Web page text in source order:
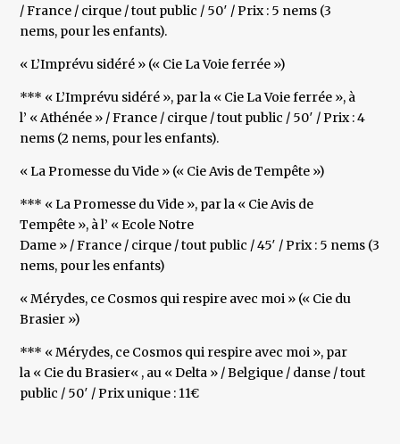
/ France / cirque / tout public / 50′ / Prix : 5 nems (3
nems, pour les enfants).
« L’Imprévu sidéré » (« Cie La Voie ferrée »)
*** « L’Imprévu sidéré », par la « Cie La Voie ferrée », à
l’ « Athénée » / France / cirque / tout public / 50′ / Prix : 4
nems (2 nems, pour les enfants).
« La Promesse du Vide » (« Cie Avis de Tempête »)
*** « La Promesse du Vide », par la « Cie Avis de
Tempête », à l’ « Ecole Notre
Dame » / France / cirque / tout public / 45′ / Prix : 5 nems (3
nems, pour les enfants)
« Mérydes, ce Cosmos qui respire avec moi » (« Cie du
Brasier »)
*** « Mérydes, ce Cosmos qui respire avec moi », par
la « Cie du Brasier« , au « Delta » / Belgique / danse / tout
public / 50′ / Prix unique : 11€